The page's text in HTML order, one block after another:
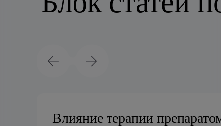
Влияние терапии